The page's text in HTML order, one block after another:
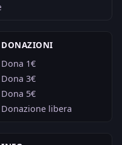
DONAZIONI
Dona 1€
Dona 3€
Dona 5€
Donazione libera